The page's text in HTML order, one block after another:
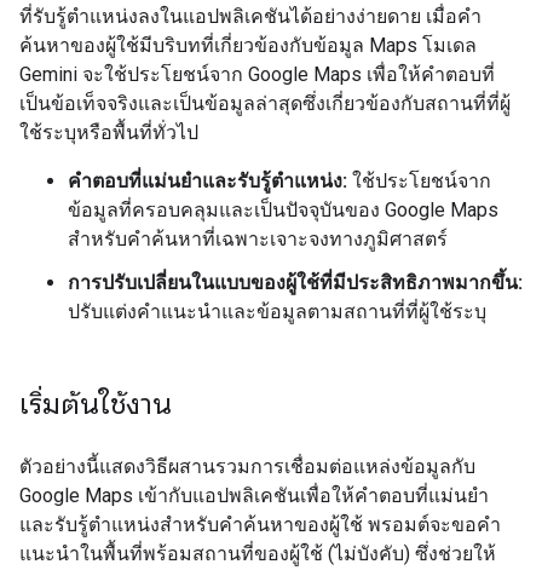
ที่รับรู้ตำแหน่งลงในแอปพลิเคชันได้อย่างง่ายดาย เมื่อคำ
ค้นหาของผู้ใช้มีบริบทที่เกี่ยวข้องกับข้อมูล Maps โมเดล
Gemini จะใช้ประโยชน์จาก Google Maps เพื่อให้คำตอบที่
เป็นข้อเท็จจริงและเป็นข้อมูลล่าสุดซึ่งเกี่ยวข้องกับสถานที่ที่ผู้
ใช้ระบุหรือพื้นที่ทั่วไป
คำตอบที่แม่นยำและรับรู้ตำแหน่ง: ใช้ประโยชน์จาก
ข้อมูลที่ครอบคลุมและเป็นปัจจุบันของ Google Maps
สำหรับคำค้นหาที่เฉพาะเจาะจงทางภูมิศาสตร์
การปรับเปลี่ยนในแบบของผู้ใช้ที่มีประสิทธิภาพมากขึ้น:
ปรับแต่งคำแนะนำและข้อมูลตามสถานที่ที่ผู้ใช้ระบุ
เริ่มต้นใช้งาน
ตัวอย่างนี้แสดงวิธีผสานรวมการเชื่อมต่อแหล่งข้อมูลกับ
Google Maps เข้ากับแอปพลิเคชันเพื่อให้คำตอบที่แม่นยำ
และรับรู้ตำแหน่งสำหรับคำค้นหาของผู้ใช้ พรอมต์จะขอคำ
แนะนำในพื้นที่พร้อมสถานที่ของผู้ใช้ (ไม่บังคับ) ซึ่งช่วยให้